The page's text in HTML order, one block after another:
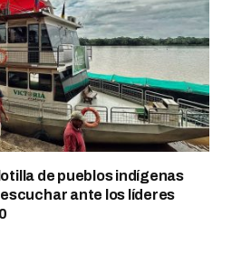
de pueblos indígenas
ante los líderes